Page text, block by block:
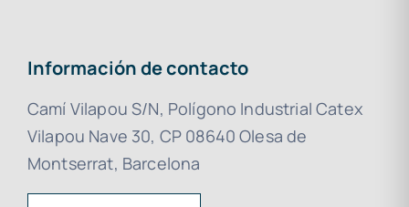
Información de contacto
Camí Vilapou S/N, Polígono Industrial Catex
Vilapou Nave 30, CP 08640 Olesa de
Montserrat, Barcelona